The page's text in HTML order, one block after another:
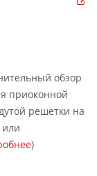
обзор
приоконной
решетки на
или
)